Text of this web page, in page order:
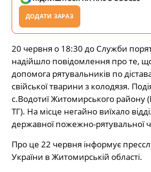
ДОДАТИ ЗАРАЗ
20 червня о 18:30 до Служби
надійшло повідомлення про те,
допомога рятувальників по
свійської тварини з колодязя.
с.Водотиї Житомирського району
ТГ). На місце негайно виїхало
державної пожежно-рятувальної
Про це 22 червня інформує
України в Житомирській області.